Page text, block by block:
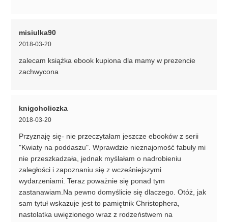
misiulka90
2018-03-20
zalecam książka ebook kupiona dla mamy w prezencie
zachwycona
knigoholiczka
2018-03-20
Przyznaję się- nie przeczytałam jeszcze ebooków z serii
"Kwiaty na poddaszu". Wprawdzie nieznajomość fabuły mi
nie przeszkadzała, jednak myślałam o nadrobieniu
zaległości i zapoznaniu się z wcześniejszymi
wydarzeniami. Teraz poważnie się ponad tym
zastanawiam.Na pewno domyślicie się dlaczego. Otóż, jak
sam tytuł wskazuje jest to pamiętnik Christophera,
nastolatka uwięzionego wraz z rodzeństwem na